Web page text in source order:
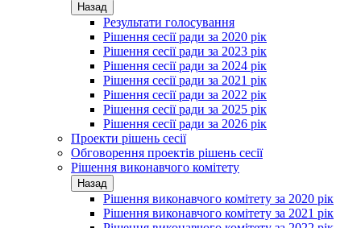
Назад
Результати голосування
Рішення сесії ради за 2020 рік
Рішення сесії ради за 2023 рік
Рішення сесії ради за 2024 рік
Рішення сесії ради за 2021 рік
Рішення сесії ради за 2022 рік
Рішення сесії ради за 2025 рік
Рішення сесії ради за 2026 рік
Проекти рішень сесії
Обговорення проектів рішень сесії
Рішення виконавчого комітету
Назад
Рішення виконавчого комітету за 2020 рік
Рішення виконавчого комітету за 2021 рік